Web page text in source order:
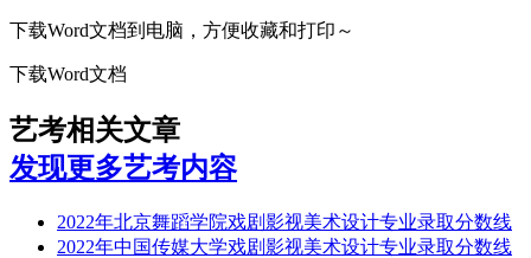
下载Word文档到电脑，方便收藏和打印～
下载Word文档
艺考相关文章
发现更多艺考内容
2022年北京舞蹈学院戏剧影视美术设计专业录取分数线
2022年中国传媒大学戏剧影视美术设计专业录取分数线